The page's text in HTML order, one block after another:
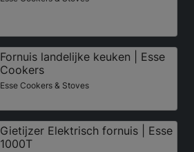
Fornuis landelijke keuken | Esse
Cookers
Esse Cookers & Stoves
Gietijzer Elektrisch fornuis | Esse
1000T